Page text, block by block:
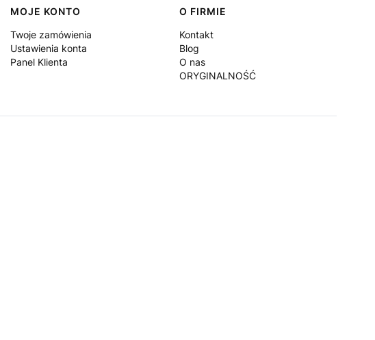
MOJE KONTO
Twoje zamówienia
Ustawienia konta
Panel Klienta
O FIRMIE
Kontakt
Blog
O nas
ORYGINALNOŚĆ